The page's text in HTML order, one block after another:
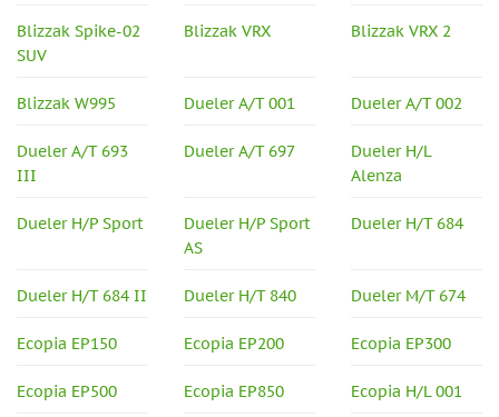
Blizzak Spike-02
SUV
Blizzak VRX Blizzak VRX 2
Blizzak W995 Dueler A/T 001 Dueler A/T 002
Dueler A/T 693
III
Dueler A/T 697
Dueler H/L
Alenza
Dueler H/P Sport
Dueler H/P Sport
AS
Dueler H/T 684
Dueler H/T 684 II Dueler H/T 840 Dueler M/T 674
Ecopia EP150 Ecopia EP200 Ecopia EP300
Ecopia EP500 Ecopia EP850 Ecopia H/L 001